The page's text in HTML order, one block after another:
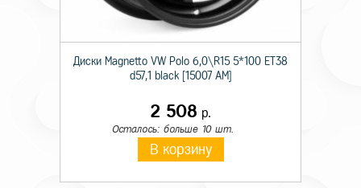
Диски Magnetto VW Polo 6,0\R15 5*100 ET38
d57,1 black [15007 AM]
2 508 р.
Осталось: больше 10 шт.
В корзину